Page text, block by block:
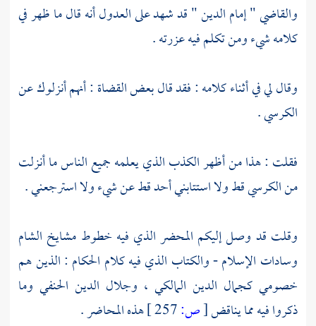
والقاضي " إمام الدين "قد شهد على العدول أنه قال ما ظهر في
كلامه شيء ومن تكلم فيه عزرته .
وقال لي في أثناء كلامه : فقد قال بعض القضاة : أنهم أنزلوك عن
الكرسي .
فقلت : هذا من أظهر الكذب الذي يعلمه جميع الناس ما أنزلت
من الكرسي قط ولا استتابني أحد قط عن شيء ولا استرجعني .
وقلت قد وصل إليكم المحضر الذي فيه خطوط مشايخ الشام
وسادات الإسلام - والكتاب الذي فيه كلام الحكام : الذين هم
خصوميكجمال الدين المالكي ، وجلال الدين الحنفي وما
ذكروا فيه مما يناقض[ص:
هذه المحاضر .